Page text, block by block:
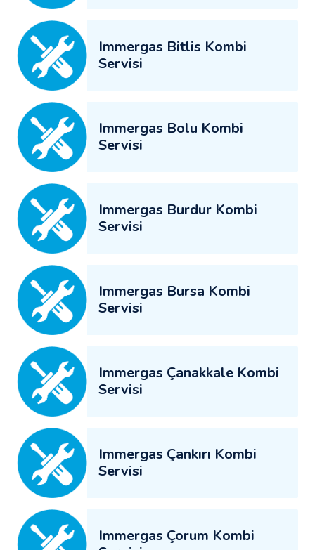
Immergas Bitlis Kombi
Servisi
Immergas Bolu Kombi
Servisi
Immergas Burdur Kombi
Servisi
Immergas Bursa Kombi
Servisi
Immergas Çanakkale Kombi
Servisi
Immergas Çankırı Kombi
Servisi
Immergas Çorum Kombi